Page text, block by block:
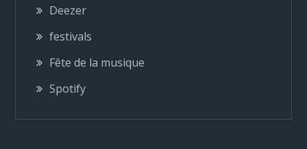
o
n
d
e
Deezer
festivals
Fête de la musique
Spotify